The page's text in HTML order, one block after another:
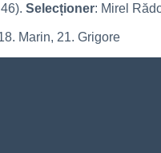
Selecționer: Mirel
Marin, 21. Grigore